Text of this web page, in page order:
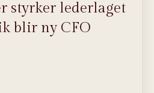
styrker lederlaget
blir ny CFO